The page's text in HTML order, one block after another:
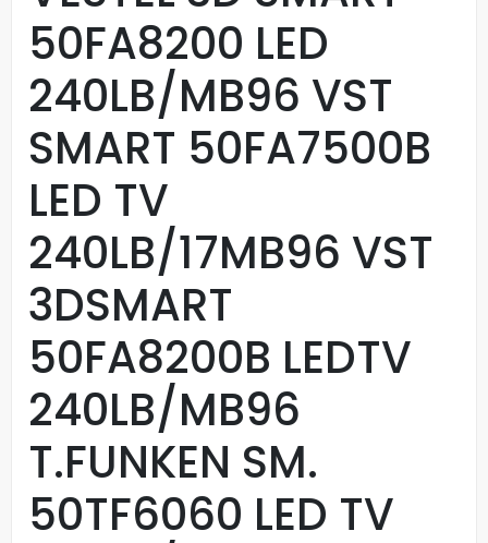
50FA8200 LED
240LB/MB96 VST
SMART 50FA7500B
LED TV
240LB/17MB96 VST
3DSMART
50FA8200B LEDTV
240LB/MB96
T.FUNKEN SM.
50TF6060 LED TV